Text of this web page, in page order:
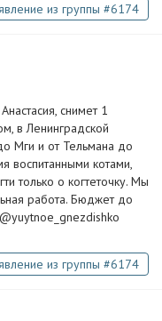
из группы #6174
снимет 1
в Ленинградской
Мги и от Тельмана до
воспитанными котами,
только о когтеточку. Мы
работа. Бюджет до
из группы #6174